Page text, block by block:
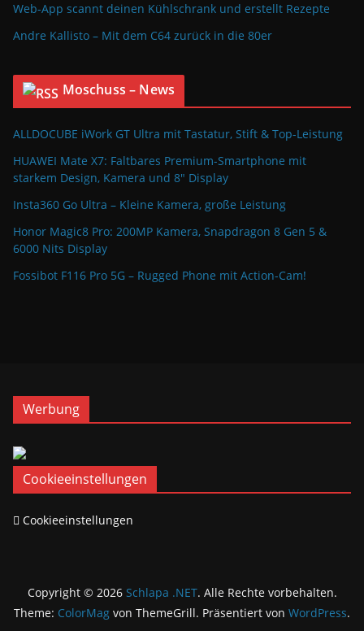
Web-App scannt deinen Kühlschrank und erstellt Rezepte
Andre Kallisto – Mit dem C64 zurück in die 80er
Moschuss – News
ALLDOCUBE iWork GT Ultra mit Tastatur, Stift & Top-Leistung
HUAWEI Mate X7: Faltbares Premium-Smartphone mit
starkem Design, Kamera und 8″ Display
Insta360 Go Ultra – Kleine Kamera, große Leistung
Honor Magic8 Pro: 200MP Kamera, Snapdragon 8 Gen 5 &
6000 Nits Display
Fossibot F116 Pro 5G – Rugged Phone mit Action-Cam!
Werbung
Cookieeinstellungen
Cookieeinstellungen
Copyright © 2026 Schlapa .NET. Alle Rechte vorbehalten.
Theme: ColorMag von ThemeGrill. Präsentiert von WordPress.